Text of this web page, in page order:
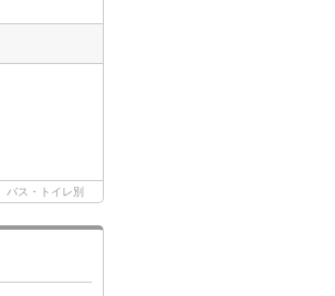
バス・トイレ別